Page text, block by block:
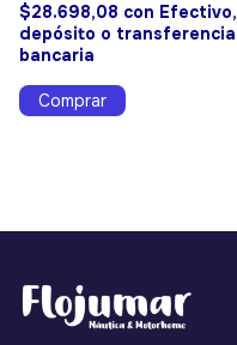
$28.698,08 con Efectivo,
depósito o transferencia
bancaria